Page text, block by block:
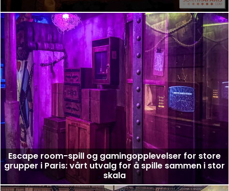
Escape room-spill og gamingopplevelser for store
grupper i Paris: vårt utvalg for å spille sammen i stor
skala